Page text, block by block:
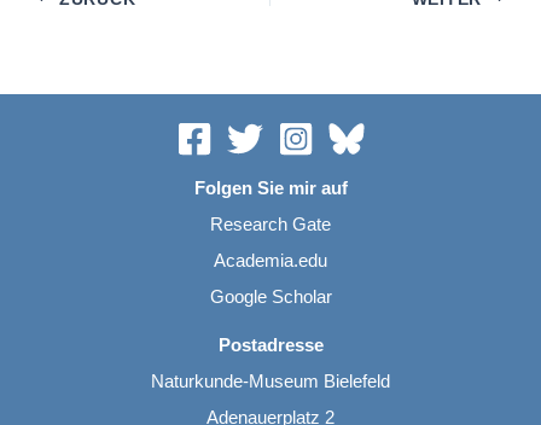
Folgen Sie mir auf
Research Gate
Academia.edu
Google Scholar
Postadresse
Naturkunde-Museum Bielefeld
Adenauerplatz 2